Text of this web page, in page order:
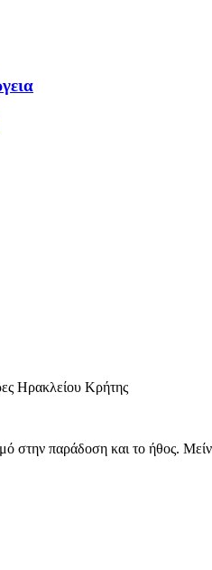
Ηρακλείου Κρήτης
στην παράδοση και το ήθος.